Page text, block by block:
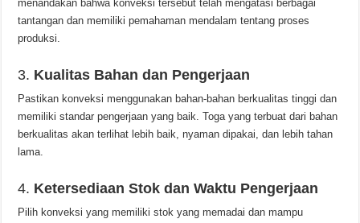
menandakan bahwa konveksi tersebut telah mengatasi berbagai
tantangan dan memiliki pemahaman mendalam tentang proses
produksi.
3. Kualitas Bahan dan Pengerjaan
Pastikan konveksi menggunakan bahan-bahan berkualitas tinggi dan
memiliki standar pengerjaan yang baik. Toga yang terbuat dari bahan
berkualitas akan terlihat lebih baik, nyaman dipakai, dan lebih tahan
lama.
4. Ketersediaan Stok dan Waktu Pengerjaan
Pilih konveksi yang memiliki stok yang memadai dan mampu